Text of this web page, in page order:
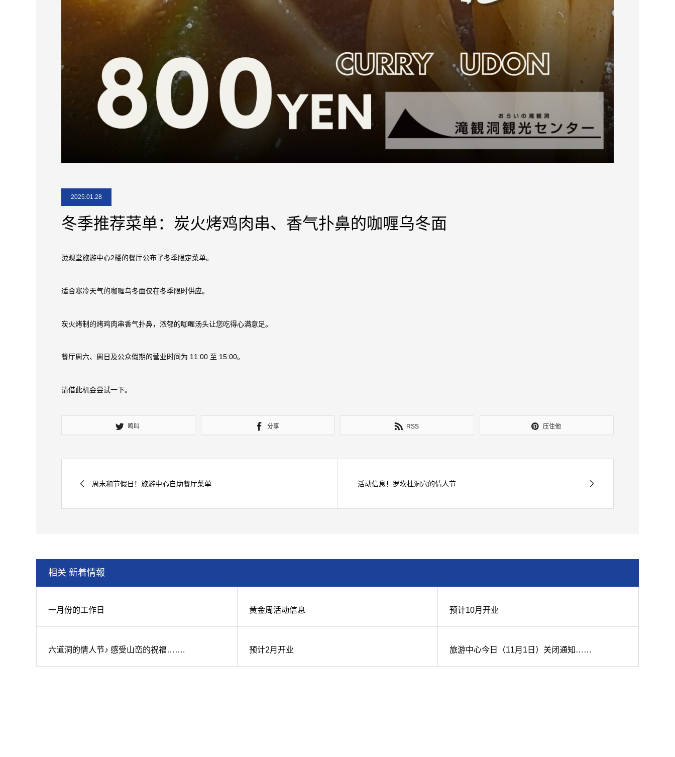
2025.01.28
冬季推荐菜单：炭火烤鸡肉串、香气扑鼻的咖喱乌冬面
泷观堂旅游中心2楼的餐厅公布了冬季限定菜单。
适合寒冷天气的咖喱乌冬面仅在冬季限时供应。
炭火烤制的烤鸡肉串香气扑鼻，浓郁的咖喱汤头让您吃得心满意足。
餐厅周六、周日及公众假期的营业时间为 11:00 至 15:00。
请借此机会尝试一下。
鸣叫 分享 RSS 压住他
周末和节假日！旅游中心自助餐厅菜单... 活动信息！罗坎杜洞穴的情人节
相关 新着情報
一月份的工作日 黄金周活动信息 预计10月开业
六道洞的情人节♪ 感受山峦的祝福……. 预计2月开业 旅游中心今日（11月1日）关闭通知……